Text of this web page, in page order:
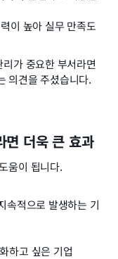
이 높아 실무 만족도
가 중요한 부서라면
의견을 주셨습니다.
면 더욱 큰 효과
움이 됩니다.
속적으로 발생하는 기
하고 싶은 기업